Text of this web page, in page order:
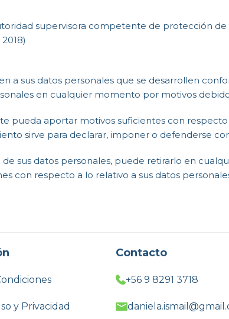
supervisora competente de protección de
a sus datos personales que se desarrollen
en cualquier momento por motivos
pueda aportar motivos suficientes con
sirve para declarar, imponer o defenderse
sus datos personales, puede retirarlo en
con respecto a lo relativo a sus datos
y Privacidad
Contacto
+56 9 8291 3718